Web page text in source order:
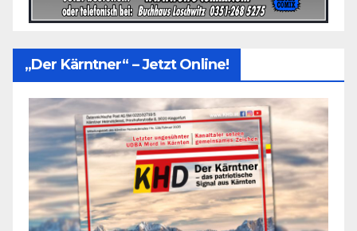
„Der Kärntner“ – Jetzt Online!